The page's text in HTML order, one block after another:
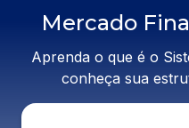
Mercado
Aprenda o que é o
conheça sua